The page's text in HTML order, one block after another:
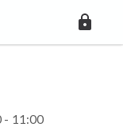
- 11:00